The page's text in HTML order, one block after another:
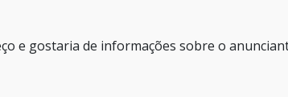
e gostaria de informações sobre o